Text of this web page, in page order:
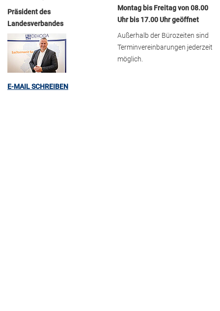
Präsident des
Landesverbandes
E-MAIL SCHREIBEN
Montag bis Freitag von 08.00
Uhr bis 17.00 Uhr geöffnet
Außerhalb der Bürozeiten sind
Terminvereinbarungen jederzeit
möglich.